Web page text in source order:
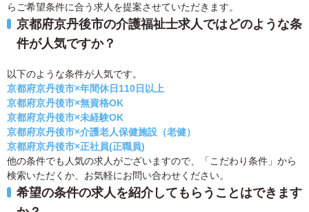
らご希望条件に合う求人を提案させていただきます。
京都府京丹後市の介護福祉士求人ではどのような条
件が人気ですか？
以下のような条件が人気です。
京都府京丹後市×年間休日110日以上
京都府京丹後市×無資格OK
京都府京丹後市×未経験OK
京都府京丹後市×介護老人保健施設（老健）
京都府京丹後市×正社員(正職員)
他の条件でも人気の求人がございますので、「こだわり条件」から
検索いただくか、お気軽にお問い合わせください。
希望の条件の求人を紹介してもらうことはできます